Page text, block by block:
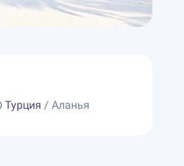
Турция / Аланья